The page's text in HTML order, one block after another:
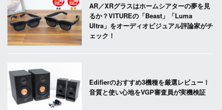
AR／XRグラスはホームシアターの夢を見
るか？VITUREの「Beast」「Luma
Ultra」をオーディオビジュアル評論家がチ
ェック！
Edifierのおすすめ3機種を厳選レビュー！
音質と使い心地をVGP審査員が実機検証